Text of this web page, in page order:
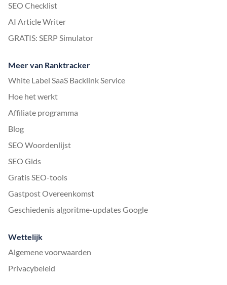
SEO Checklist
AI Article Writer
GRATIS: SERP Simulator
Meer van Ranktracker
White Label SaaS Backlink Service
Hoe het werkt
Affiliate programma
Blog
SEO Woordenlijst
SEO Gids
Gratis SEO-tools
Gastpost Overeenkomst
Geschiedenis algoritme-updates Google
Wettelijk
Algemene voorwaarden
Privacybeleid